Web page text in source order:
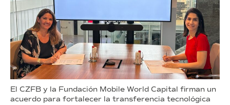
El CZFB y la Fundación Mobile World Capital firman un
acuerdo para fortalecer la transferencia tecnológica